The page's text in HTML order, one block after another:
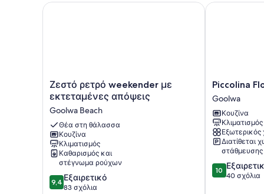
Ζεστό
ρετρό
weekender
με
εκτεταμένες
απόψεις
Goolwa
Beach
Ζεστό ρετρό weekender με
εκτεταμένες απόψεις
Goolwa Beach
Θέα στη θάλασσα
Κουζίνα
Κλιματισμός
Καθαρισμός και
στέγνωμα ρούχων
9.4
στα
9,4 Εξαιρετικό
83 σχόλια
Ζεστό ρετρό weekender με εκτεταμένες απόψεις
Piccolina
Floating
Accomodation
Goolwa
Piccolina
Goolwa
Κουζίνα
Κλιματισμός
Διατίθεται
στάθμευσης
10.0
στα
10
40 σχόλια
Piccolina